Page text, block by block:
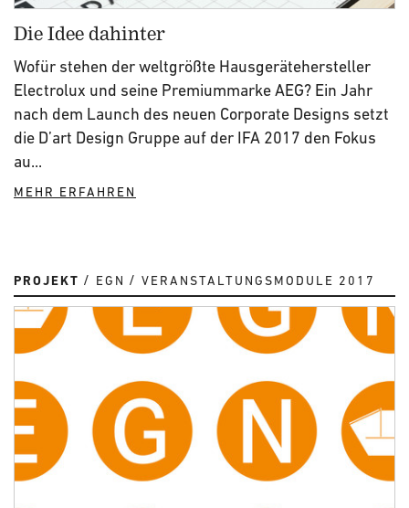
Die Idee dahinter
Wofür stehen der weltgrößte Hausgerätehersteller
Electrolux und seine Premiummarke AEG? Ein Jahr
nach dem Launch des neuen Corporate Designs setzt
die D’art Design Gruppe auf der IFA 2017 den Fokus
au...
MEHR ERFAHREN
PROJEKT EGN VERANSTALTUNGSMODULE 2017